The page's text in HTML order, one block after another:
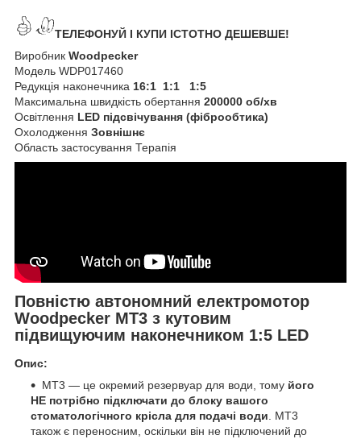
ТЕЛЕФОНУЙ І КУПИ ІСТОТНО ДЕШЕВШЕ!
Виробник Woodpecker
Модель WDP017460
Редукція наконечника 16:1 1:1 1:5
Максимальна швидкість обертання 200000 об/хв
Освітлення LED підсвічування (фіброобтика)
Охолодження Зовнішнє
Область застосування Терапія
Повністю автономний електромотор
Woodpecker MT3 з кутовим
підвищуючим наконечником 1:5 LED
Опис:
MT3 — це окремий резервуар для води, тому його
НЕ потрібно підключати до блоку вашого
стоматологічного крісла для подачі води. MT3
також є переносним, оскільки він не підключений до